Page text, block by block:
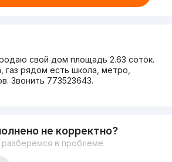
свой дом площадь 2.63 соток.
газ рядом есть школа, метро,
Звонить 773523643.
не корректно?
в проблеме